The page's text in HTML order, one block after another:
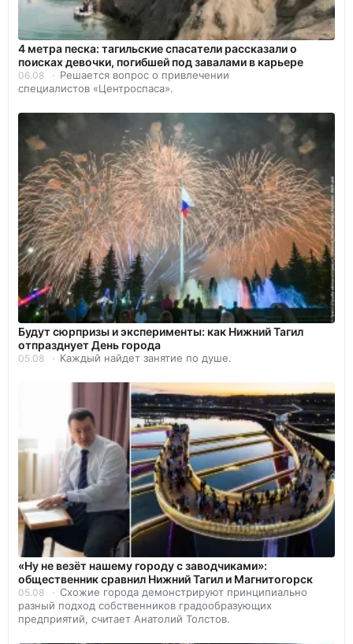
4 метра песка: тагильские спасатели рассказали о
поисках девочки, погибшей под завалами в карьере
06.08
Решается вопрос о привлечении
специалистов «Центроспаса».
Будут сюрпризы и эксперименты: как Нижний Тагил
отпразднует День города
05.08 Каждый найдет занятие по душе.
«Ну не везёт нашему городу с заводчиками»:
общественник сравнил Нижний Тагил и Магнитогорск
05.08
Схожие города демонстрируют принципиально
разный подход собственников градообразующих
предприятий, считает Анатолий Толстов.